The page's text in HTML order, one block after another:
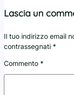
Lascia un
Il tuo indirizzo email
contrassegnati *
Commento *